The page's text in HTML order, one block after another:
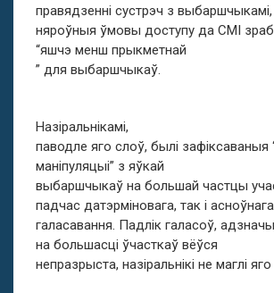
правядзенні сустрэч з выбаршчыкамі,
няроўныя ўмовы доступу да СМІ
“яшчэ менш прыкметнай
” для выбаршчыкаў.
Назіральнікамі,
паводле яго слоў, былі зафіксаваныя
маніпуляцыі” з яўкай
выбаршчыкаў на большай частцы
падчас датэрміновага, так і асноўнага
галасавання. Падлік галасоў,
на большасці ўчасткаў вёўся
непразрыста, назіральнікі не маглі